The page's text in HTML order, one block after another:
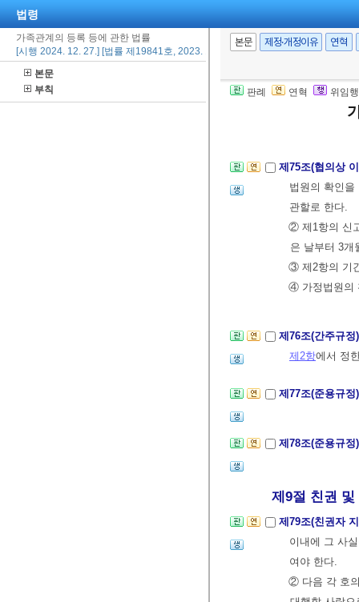
법령
가족관계의 등록 등에 관한 법률
[시행 2024. 12. 27.] [법률 제19841호, 2023. 12. 26., 타법개정]
본문
부칙
본문 제정·개정이유 연혁
판례 연혁 위임
제8절 이혼
제74조(이혼신
적 및 외국
2. 당사자의
제75조(협의상
법원의 확인
관할로 한다.
② 제1항의 신
은 날부터 3개
③ 제2항의 기
④ 가정법원의
제76조(간주규
제2항에서 정
제77조(준용규
제78조(준용규
제9절 친권 및
제79조(친권자
이내에 그 사
여야 한다.
② 다음 각 호